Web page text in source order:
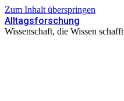
Zum Inhalt überspringen
Alltagsforschung
Wissenschaft, die Wissen schafft